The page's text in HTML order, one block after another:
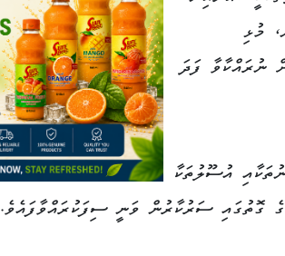
މުޅި
ނުރައްކާވާ ފަދަ
އުސޫލުތަކާ
ގޮތުގައި ސަރުކާރުން ވަނީ ސިފަކުރައްވާފައެވެ.